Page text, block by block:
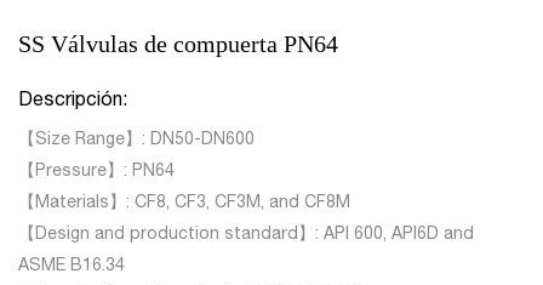
SS Válvulas de compuerta PN64
Descripción:
【Size Range】: DN50-DN600
【Pressure】: PN64
【Materials】: CF8, CF3, CF3M, and CF8M
【Design and production standard】: API 600, API6D and
ASME B16.34